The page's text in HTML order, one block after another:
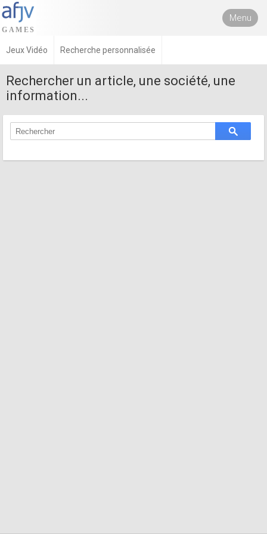
Menu
Jeux Vidéo Recherche personnalisée
Rechercher un article, une société, une
information...